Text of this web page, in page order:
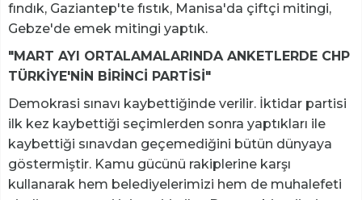
fındık, Gaziantep'te fıstık, Manisa'da çiftçi mitingi,
Gebze'de emek mitingi yaptık.
"MART AYI ORTALAMALARINDA ANKETLERDE CHP
TÜRKİYE'NİN BİRİNCİ PARTİSİ"
Demokrasi sınavı kaybettiğinde verilir. İktidar partisi
ilk kez kaybettiği seçimlerden sonra yaptıkları ile
kaybettiği sınavdan geçemediğini bütün dünyaya
göstermiştir. Kamu gücünü rakiplerine karşı
kullanarak hem belediyelerimizi hem de muhalefeti